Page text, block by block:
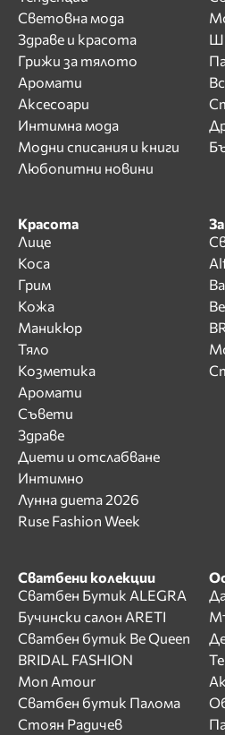
Световна мода
Здраве и красота
Грижи за тялото
Аромати
Аксесоари
Интимна мода
Модни списания и книги
Любопитни новини
Красота
Лице
Коса
Грим
Кожа
Маникюр
Тяло
Козметика
Аромати
Съвети
Здраве
Диети и отслабване
Интимно
Лунна диета 2026
Ruse Fashion Week
Сватбени колекции
Сватбен Бутик ALEGRA
Бучински салон ARETI
Сватбен бутик Be Queen
BRIDAL FASHION
Mon Amour
Сватбен бутик Палома
Стоян Радичев